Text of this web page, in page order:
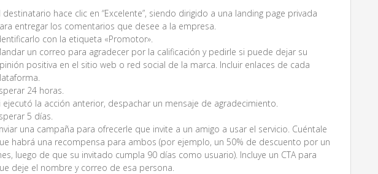
destinatario hace clic en “Excelente”, siendo dirigido a una landing page privada
entregar los comentarios que desee a la empresa.
con la etiqueta «Promotor».
un correo para agradecer por la calificación y pedirle si puede dejar su
positiva en el sitio web o red social de la marca. Incluir enlaces de cada
24 horas.
ejecutó la acción anterior, despachar un mensaje de agradecimiento.
5 días.
una campaña para ofrecerle que invite a un amigo a usar el servicio. Cuéntale
habrá una recompensa para ambos (por ejemplo, un 50% de descuento por un
luego de que su invitado cumpla 90 días como usuario). Incluye un CTA para
deje el nombre y correo de esa persona.